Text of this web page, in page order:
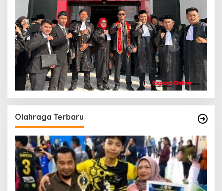
Olahraga Terbaru